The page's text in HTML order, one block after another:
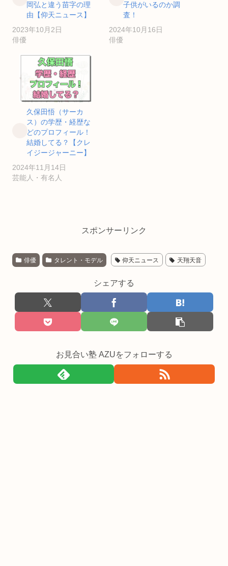
岡弘と違う苗字の理
由【仰天ニュース】
2023年10月2日
俳優
子供がいるのか調
査！
2024年10月16日
俳優
久保田悟（サーカ
ス）の学歴・経歴な
どのプロフィール！
結婚してる？【クレ
イジージャーニー】
2024年11月14日
芸能人・有名人
スポンサーリンク
俳優 タレント・モデル 仰天ニュース 天翔天音
シェアする
お見合い塾 AZUをフォローする